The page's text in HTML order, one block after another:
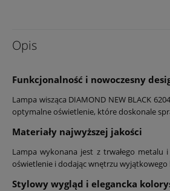
Opis
Funkcjonalność i nowoczesny
Lampa wisząca DIAMOND NEW BLACK
optymalne oświetlenie, które doskonale
Materiały najwyższej jakości
Lampa wykonana jest z trwałego
oświetlenie i dodając wnętrzu
Stylowy wygląd i elegancka